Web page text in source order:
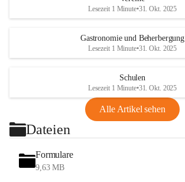
Lesezeit 1 Minute•31. Okt. 2025
Gastronomie und Beherbergung
Lesezeit 1 Minute•31. Okt. 2025
Schulen
Lesezeit 1 Minute•31. Okt. 2025
Alle Artikel sehen
Dateien
Formulare
9,63 MB